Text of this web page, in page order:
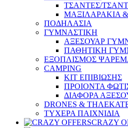
ΤΣΑΝΤΕΣ/
ΜΑΞΙΛΑΡΑΚΙΑ
ΠΟΔΗΛΑΣΙΑ
ΓΥΜΝΑΣΤΙΚΗ
ΑΞΕΣΟΥΑΡ
ΠΑΘΗΤΙΚΗ
ΕΞΟΠΛΙΣΜΟΣ
CAMPING
ΚΙΤ ΕΠΙΒΙΩΣΗΣ
ΠΡΟΙΟΝΤΑ
ΔΙΑΦΟΡΑ
DRONES &
ΤΥΧΕΡΑ ΠΑΙΧΝΙΔΙΑ
CRAZY